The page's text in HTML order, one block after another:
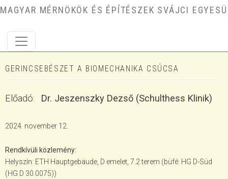
Ugrás a tartalomra
MAGYAR MÉRNÖKÖK ÉS ÉPÍTÉSZEK SVÁJCI
GERINCSEBÉSZET A BIOMECHANIKA CSÚCSA
Előadó Dr. Jeszenszky Dezső (Schulthess Klinik)
2024. november 12.
Rendkívüli közlemény
Helyszín: ETH Hauptgebäude, D emelet, 7.2 terem (büfé: HG D-Süd
(HG D 30.0075))